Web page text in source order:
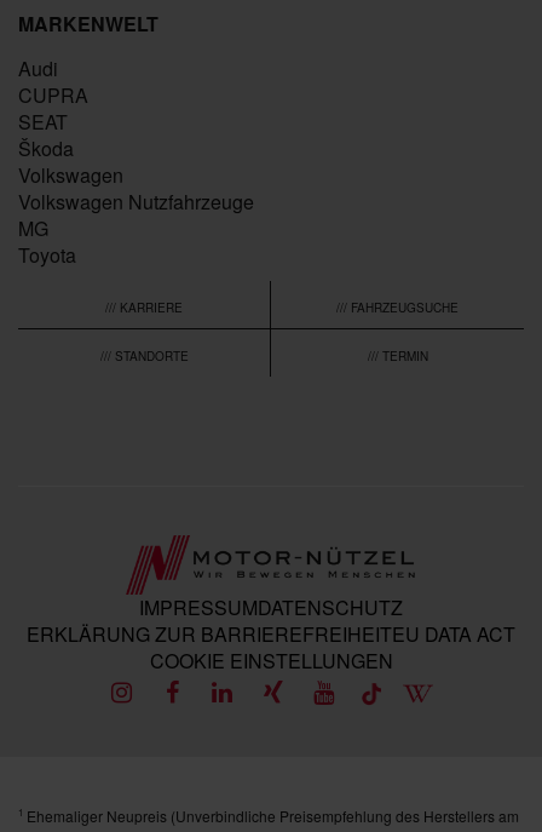
MARKENWELT
Audi
CUPRA
SEAT
Škoda
Volkswagen
Volkswagen Nutzfahrzeuge
MG
Toyota
/// KARRIERE /// FAHRZEUGSUCHE
/// STANDORTE /// TERMIN
IMPRESSUMDATENSCHUTZ
ERKLÄRUNG ZUR BARRIEREFREIHEITEU DATA ACT
COOKIE EINSTELLUNGEN
1 Ehemaliger Neupreis (Unverbindliche Preisempfehlung des Herstellers am